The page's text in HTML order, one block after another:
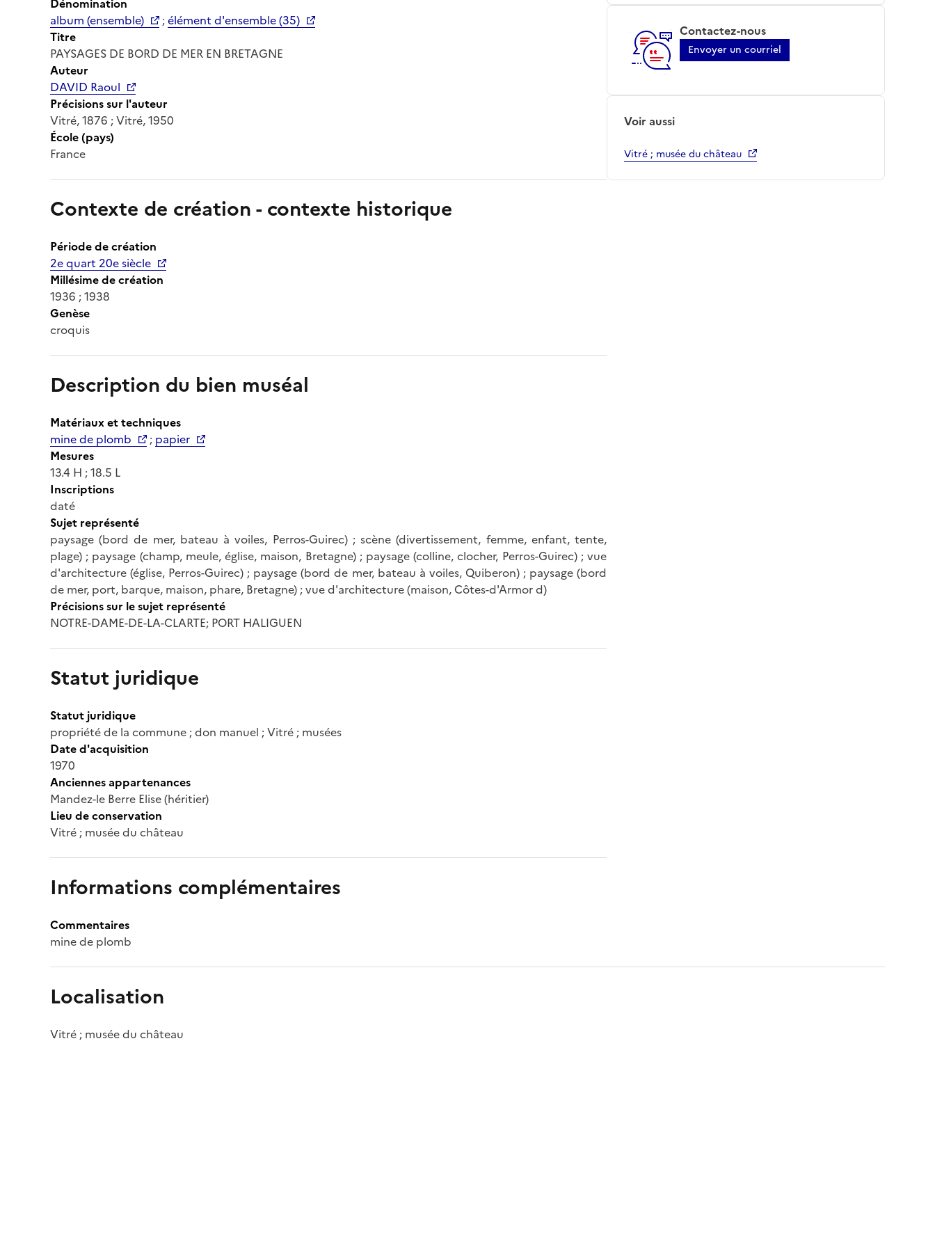
album (ensemble)
;élément d'ensemble (35)
Titre
PAYSAGES DE BORD DE MER EN BRETAGNE
Auteur
DAVID Raoul
Précisions sur l'auteur
Vitré, 1876 ; Vitré, 1950
École (pays)
France
Contexte de création - contexte historique
Période de création
2e quart 20e siècle
Millésime de création
1936 ; 1938
Genèse
croquis
Description du bien muséal
Matériaux et techniques
mine de plomb
; papier
Mesures
13.4 H ; 18.5 L
Inscriptions
daté
Sujet représenté
paysage (bord de mer, bateau à voiles, Perros-Guirec) ; scène (divertissement, femme, enfant, tente,
plage) ; paysage (champ, meule, église, maison, Bretagne) ; paysage (colline, clocher, Perros-Guirec) ; vue
d'architecture (église, Perros-Guirec) ; paysage (bord de mer, bateau à voiles, Quiberon) ; paysage (bord
de mer, port, barque, maison, phare, Bretagne) ; vue d'architecture (maison, Côtes-d'Armor d)
Précisions sur le sujet représenté
NOTRE-DAME-DE-LA-CLARTE; PORT HALIGUEN
Statut juridique
Statut juridique
propriété de la commune ; don manuel ; Vitré ; musées
Date d'acquisition
1970
Anciennes appartenances
Mandez-le Berre Elise (héritier)
Lieu de conservation
Vitré ; musée du château
Informations complémentaires
Commentaires
mine de plomb
Contactez-nous
Envoyer un courriel
Voir aussi
Vitré ; musée du château
Localisation
Vitré ; musée du château